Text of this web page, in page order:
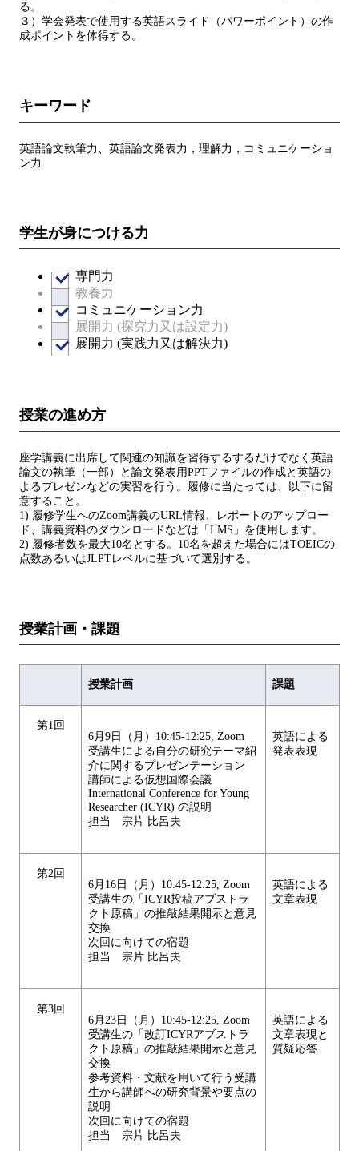
る。
３）学会発表で使用する英語スライド（パワーポイント）の作
成ポイントを体得する。
キーワード
英語論文執筆力、英語論文発表力，理解力，コミュニケーショ
ン力
学生が身につける力
専門力
教養力
コミュニケーション力
展開力 (探究力又は設定力)
展開力 (実践力又は解決力)
授業の進め方
座学講義に出席して関連の知識を習得するするだけでなく英語
論文の執筆（一部）と論文発表用PPTファイルの作成と英語の
よるプレゼンなどの実習を行う。履修に当たっては、以下に留
意すること。
1) 履修学生へのZoom講義のURL情報、レポートのアップロー
ド、講義資料のダウンロードなどは「LMS」を使用します。
2) 履修者数を最大10名とする。10名を超えた場合にはTOEICの
点数あるいはJLPTレベルに基づいて選別する。
授業計画・課題
授業計画 課題
第1回
6月9日（月）10:45-12:25, Zoom
受講生による自分の研究テーマ紹
介に関するプレゼンテーション
講師による仮想国際会議
International Conference for Young
Researcher (ICYR) の説明
担当 宗片 比呂夫
英語による
発表表現
第2回
6月16日（月）10:45-12:25, Zoom
受講生の「ICYR投稿アブストラ
クト原稿」の推敲結果開示と意見
交換
次回に向けての宿題
担当 宗片 比呂夫
英語による
文章表現
第3回
6月23日（月）10:45-12:25, Zoom
受講生の「改訂ICYRアブストラ
クト原稿」の推敲結果開示と意見
交換
参考資料・文献を用いて行う受講
生から講師への研究背景や要点の
説明
次回に向けての宿題
担当 宗片 比呂夫
英語による
文章表現と
質疑応答